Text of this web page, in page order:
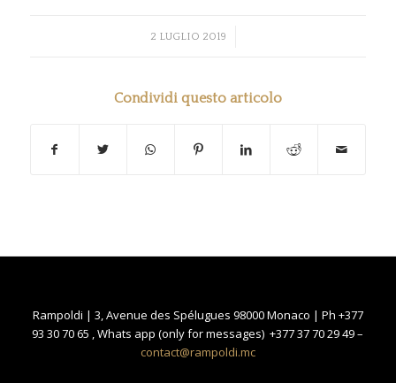
2 LUGLIO 2019
/
Condividi questo articolo
Rampoldi | 3, Avenue des Spélugues 98000 Monaco | Ph +377
93 30 70 65 , Whats app (only for messages) +377 37 70 29 49 –
contact@rampoldi.mc